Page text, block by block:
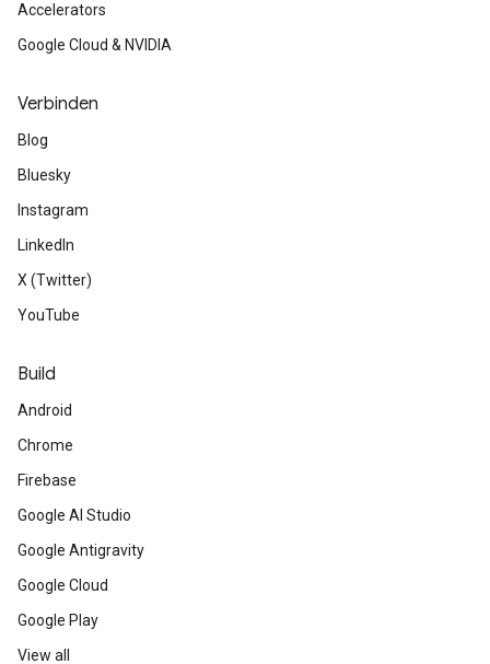
Accelerators
Google Cloud & NVIDIA
Verbinden
Blog
Bluesky
Instagram
LinkedIn
X (Twitter)
YouTube
Build
Android
Chrome
Firebase
Google AI Studio
Google Antigravity
Google Cloud
Google Play
View all